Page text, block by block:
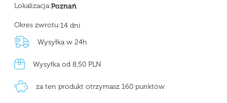
Lokalizacja:Poznań
Okres zwrotu:14 dni
za ten produkt otrzymasz 160 punktów
Wysyłka w 24h
Wysyłka od 8,50 PLN